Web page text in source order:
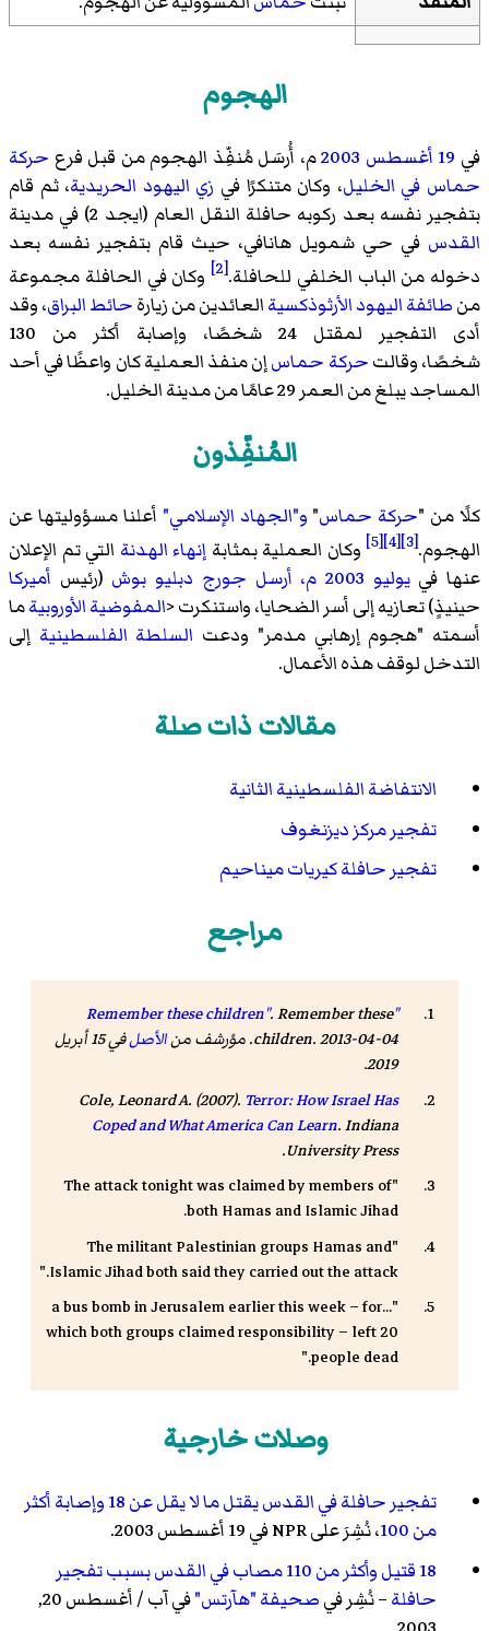
الهجوم
في 19 أغسطس 2003م، أُرسَل مُنفِّذ الهجوم من قبل فرع حركة
حماس في الخليل، وكان متنكرًا في زي اليهود الحريدية، ثم قام
بتفجير نفسه بعد ركوبه حافلة النقل العام (ايجد 2) في مدينة
القدس في حي شمويل هانافي، حيث قام بتفجير نفسه بعد
دخوله من الباب الخلفي للحافلة.[2]
وكان في الحافلة مجموعة
منطائفة اليهود الأرثوذكسيةالعائدين من زيارةحائط البراق، وقد
أدى التفجير لمقتل 24 شخصًا، وإصابة أكثر من 130
شخصًا، وقالتحركة حماسإن منفذ العملية كان واعظًا في أحد
المساجد يبلغ من العمر 29 عامًا من مدينة الخليل.
المُنفِّذون
كلًا من "حركة حماس" و"الجهاد الإسلامي" أعلنا مسؤوليتها عن
الهجوم.[3]
[4]
[5] وكان العملية بمثابة إنهاء الهدنة التي تم الإعلان
عنها فييوليو 2003 م، أرسل جورج دبليو بوش (رئيس أميركا
حينيذٍ) تعازيه إلى أسر الضحايا، واستنكرت <المفوضية الأوروبيةما
أسمته "هجوم إرهابي مدمر" ودعت السلطة الفلسطينية إلى
التدخل لوقف هذه الأعمال.
مقالات ذات صلة
الانتفاضة الفلسطينية الثانية
تفجير مركز ديزنغوف
تفجير حافلة كيريات ميناحيم
مراجع
"Remember these children"
. Remember these
children. 2013-04-04. مؤرشف من
الأصل
في 15 أبريل
2019
.
Cole, Leonard A. (2007). Terror: How Israel Has
Coped and What America Can Learn. Indiana
University Press
.
"The attack tonight was claimed by members of
both Hamas and Islamic Jihad.
"The militant Palestinian groups Hamas and
Islamic Jihad both said they carried out the attack."
"...a bus bomb in Jerusalem earlier this week – for
which both groups claimed responsibility – left 20
people dead."
وصلات خارجية
تفجير حافلة في القدس يقتل ما لا يقل عن 18 وإصابة أكثر
من 100
، نُشِرَ على NPR في 19 أغسطس 2003.
18 قتيل وأكثر من 110 مصاب في القدس بسبب تفجير
حافلة– نُشِر فيصحيفة "هآرتس"
في آب / أغسطس 20,